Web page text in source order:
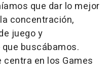
que dar lo mejor
concentración,
juego y
buscábamos.
en los Games